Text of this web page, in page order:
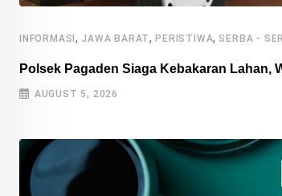
INFORMASI, JAWA BARAT,PERISTIWA, SERBA -
Polsek Pagaden Siaga Kebakaran Lahan,
AUGUST 5, 2026